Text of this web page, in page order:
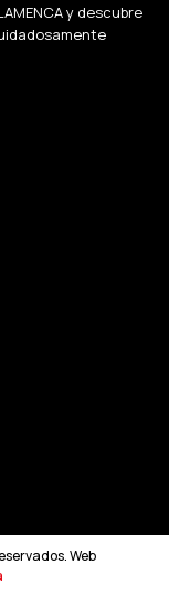
y descubre
Web